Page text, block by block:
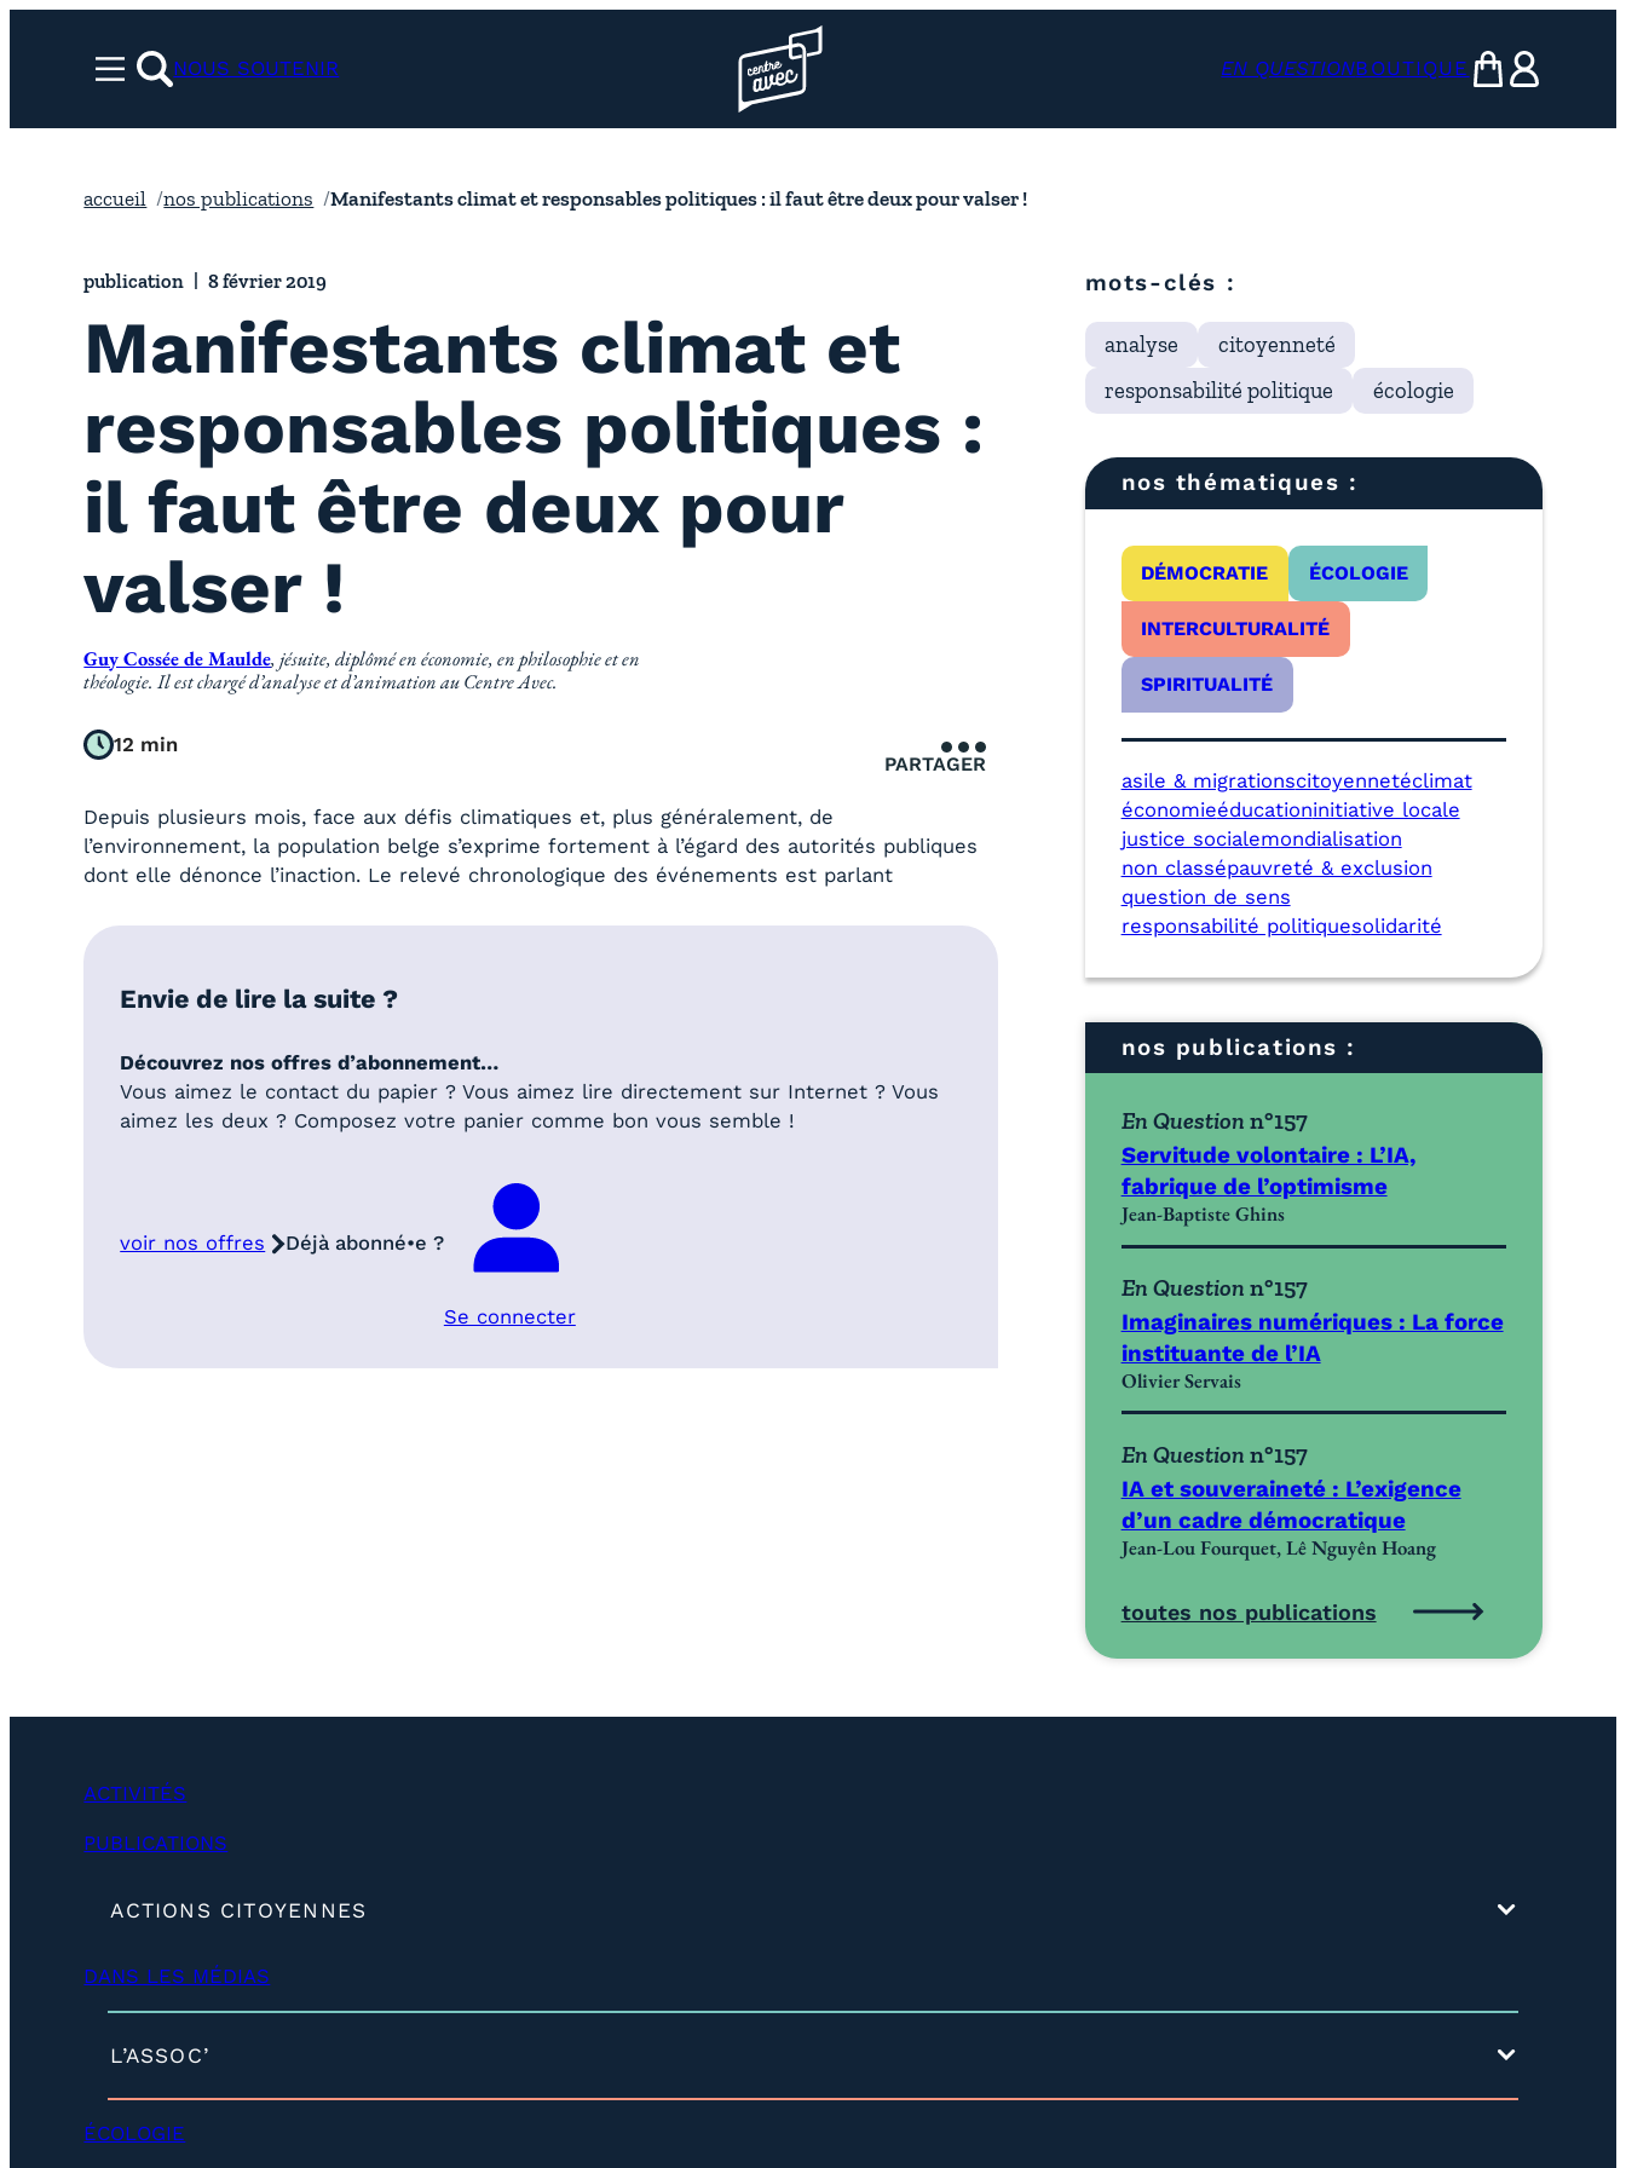
Menurechercher
NOUS SOUTENIR
Page d’accueil l’association
EN QUESTIONBOUTIQUE
mon panier
ma compte
accueil nos publications Manifestants climat et responsables politiques : il faut être deux pour valser !
publication 8 février 2019
Manifestants climat et
responsables politiques :
il faut être deux pour
valser !
Guy Cossée de Maulde, jésuite, diplômé en économie, en philosophie et en
théologie. Il est chargé d’analyse et d’animation au Centre Avec.
12 min
PARTAGER
Depuis plusieurs mois, face aux défis climatiques et, plus généralement, de
l’environnement, la population belge s’exprime fortement à l’égard des autorités publiques
dont elle dénonce l’inaction. Le relevé chronologique des événements est parlant
Envie de lire la suite ?
Découvrez nos offres d’abonnement…
Vous aimez le contact du papier ? Vous aimez lire directement sur Internet ? Vous
aimez les deux ? Composez votre panier comme bon vous semble !
voir nos offres Déjà abonné•e ?
Se connecter
mots-clés :
analyse
citoyenneté
responsabilité politique
écologie
nos thématiques :
DÉMOCRATIE ÉCOLOGIE
INTERCULTURALITÉ
SPIRITUALITÉ
asile & migrationscitoyennetéclimat
économieéducationinitiative locale
justice socialemondialisation
non classépauvreté & exclusion
question de sens
responsabilité politiquesolidarité
nos publications :
Servitude volontaire : L’IA,
fabrique de l’optimisme
En Question n°157
Jean-Baptiste Ghins
Imaginaires numériques : La force
instituante de l’IA
En Question n°157
Olivier Servais
IA et souveraineté : L’exigence
d’un cadre démocratique
En Question n°157
Jean-Lou Fourquet, Lê Nguyên Hoang
toutes nos publications
ACTIVITÉS
PUBLICATIONS
ACTIONS CITOYENNES
e
p
DANS LES MÉDIAS
L’ASSOC’
é
ÉCOLOGIE